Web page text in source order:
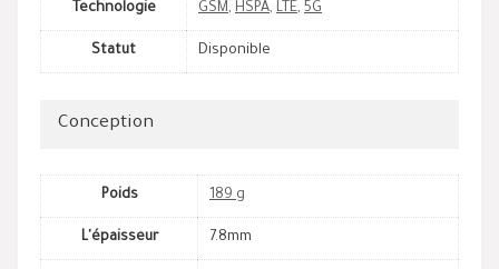
Technologie GSM, HSPA, LTE, 5G
Statut Disponible
Conception
Poids 189 g
L'épaisseur 7.8mm